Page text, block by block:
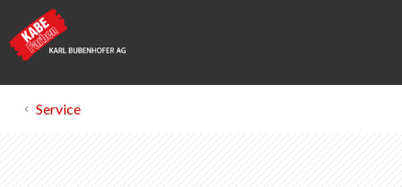
Service